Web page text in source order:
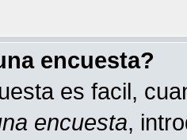
encuesta?
es facil,
encuesta,